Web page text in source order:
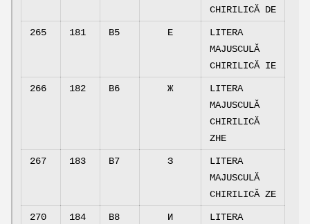
CHIRILICĂ DE
265 181 B5 Е
LITERA
MAJUSCULĂ
CHIRILICĂ IE
266 182 B6 Ж
LITERA
MAJUSCULĂ
CHIRILICĂ
ZHE
267 183 B7 З
LITERA
MAJUSCULĂ
CHIRILICĂ ZE
270 184 B8 И
LITERA